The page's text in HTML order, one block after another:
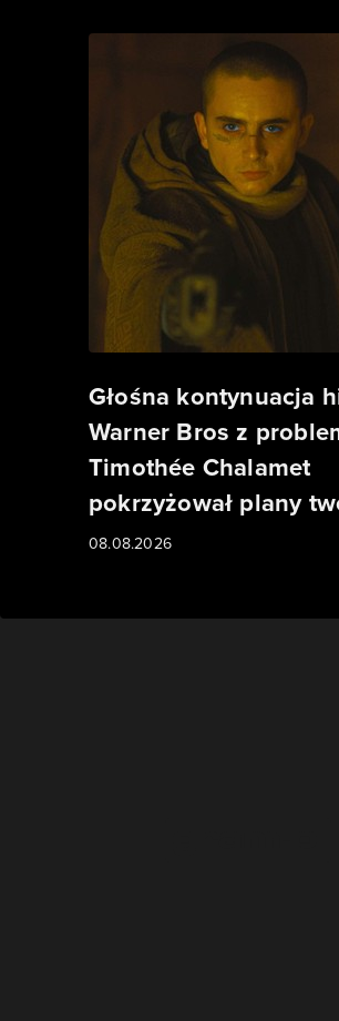
Głośna kontynuacja
Warner Bros z
Timothée Chalamet
pokrzyżował plany
08.08.2026